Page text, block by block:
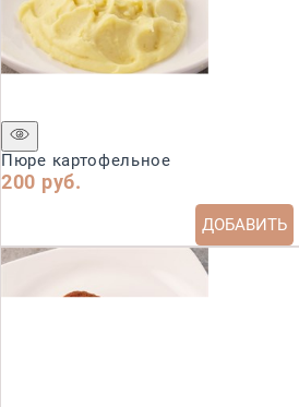
Пюре картофельное
200 руб.
ДОБАВИТЬ